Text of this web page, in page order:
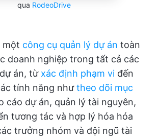
qua RodeoDrive
một công cụ quản lý dự án toàn
doanh nghiệp trong tất cả các
án, từ xác định phạm vi đến
tính năng nhưtheo dõi mục
cáo dự án, quản lý tài nguyên,
tương tác và hợp lý hóa hóa
trưởng nhóm và đội ngũ tài